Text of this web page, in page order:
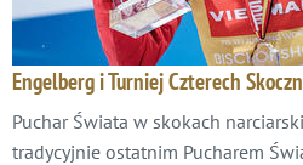
Engelberg i Turniej Czterech
Puchar Świata w skokach
tradycyjnie ostatnim Pucharem